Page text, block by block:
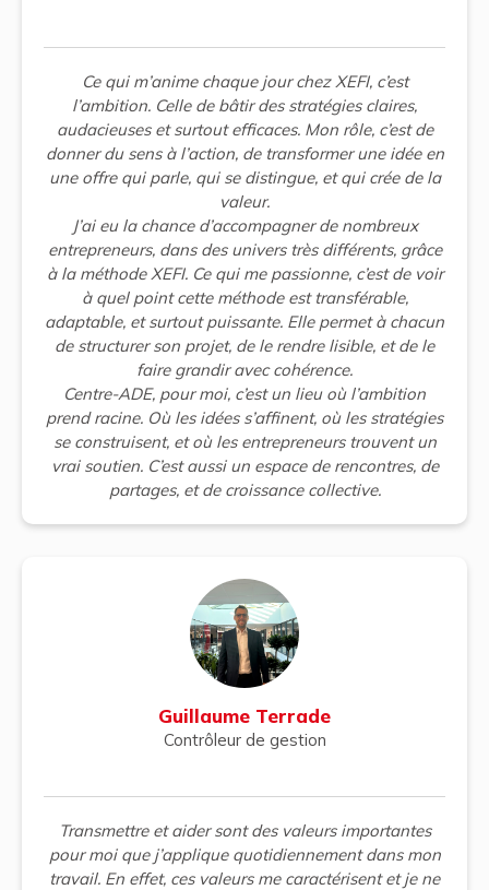
Ce qui m’anime chaque jour chez XEFI, c’est
l’ambition. Celle de bâtir des stratégies claires,
audacieuses et surtout efficaces. Mon rôle, c’est de
donner du sens à l’action, de transformer une idée en
une offre qui parle, qui se distingue, et qui crée de la
valeur.
J’ai eu la chance d’accompagner de nombreux
entrepreneurs, dans des univers très différents, grâce
à la méthode XEFI. Ce qui me passionne, c’est de voir
à quel point cette méthode est transférable,
adaptable, et surtout puissante. Elle permet à chacun
de structurer son projet, de le rendre lisible, et de le
faire grandir avec cohérence.
Centre-ADE, pour moi, c’est un lieu où l’ambition
prend racine. Où les idées s’affinent, où les stratégies
se construisent, et où les entrepreneurs trouvent un
vrai soutien. C’est aussi un espace de rencontres, de
partages, et de croissance collective.
Guillaume Terrade
Contrôleur de gestion
Transmettre et aider sont des valeurs importantes
pour moi que j’applique quotidiennement dans mon
travail. En effet, ces valeurs me caractérisent et je ne